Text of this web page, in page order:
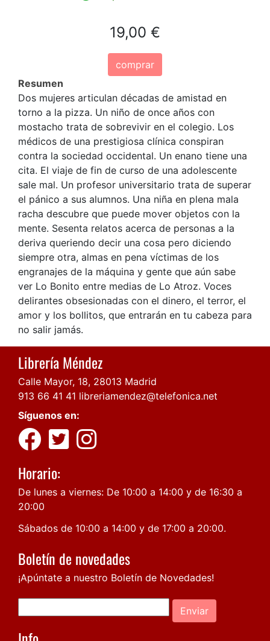
19,00 €
comprar
Resumen
Dos mujeres articulan décadas de amistad en
torno a la pizza. Un niño de once años con
mostacho trata de sobrevivir en el colegio. Los
médicos de una prestigiosa clínica conspiran
contra la sociedad occidental. Un enano tiene una
cita. El viaje de fin de curso de una adolescente
sale mal. Un profesor universitario trata de superar
el pánico a sus alumnos. Una niña en plena mala
racha descubre que puede mover objetos con la
mente. Sesenta relatos acerca de personas a la
deriva queriendo decir una cosa pero diciendo
siempre otra, almas en pena víctimas de los
engranajes de la máquina y gente que aún sabe
ver Lo Bonito entre medias de Lo Atroz. Voces
delirantes obsesionadas con el dinero, el terror, el
amor y los bollitos, que entrarán en tu cabeza para
no salir jamás.
Librería Méndez
Calle Mayor, 18, 28013 Madrid
913 66 41 41 libreriamendez@telefonica.net
Síguenos en:
Horario:
De lunes a viernes: De 10:00 a 14:00 y de 16:30 a
20:00
Sábados de 10:00 a 14:00 y de 17:00 a 20:00.
Boletín de novedades
¡Apúntate a nuestro Boletín de Novedades!
Enviar